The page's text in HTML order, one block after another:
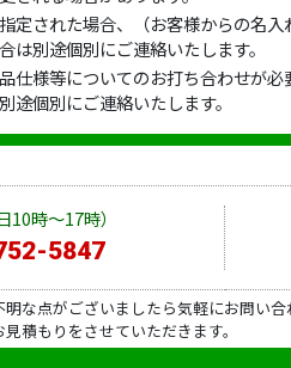
定された場合、（お客様からの名
別途個別にご連絡いたします。
仕様等についてのお打ち合わせが
途個別にご連絡いたします。
10時～17時）
5847
な点がございましたら気軽にお問い
積もりをさせていただきます。